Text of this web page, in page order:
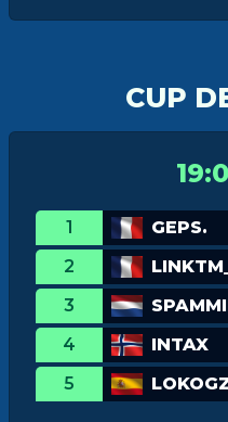
CUP
1
GEPS.
2
LINKTM_
3
4
INTAX
5